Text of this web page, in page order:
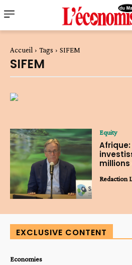
Accueil Tags SIFEM
SIFEM
Equity
Afrique:
Redaction
EXCLUSIVE CONTENT
Economies